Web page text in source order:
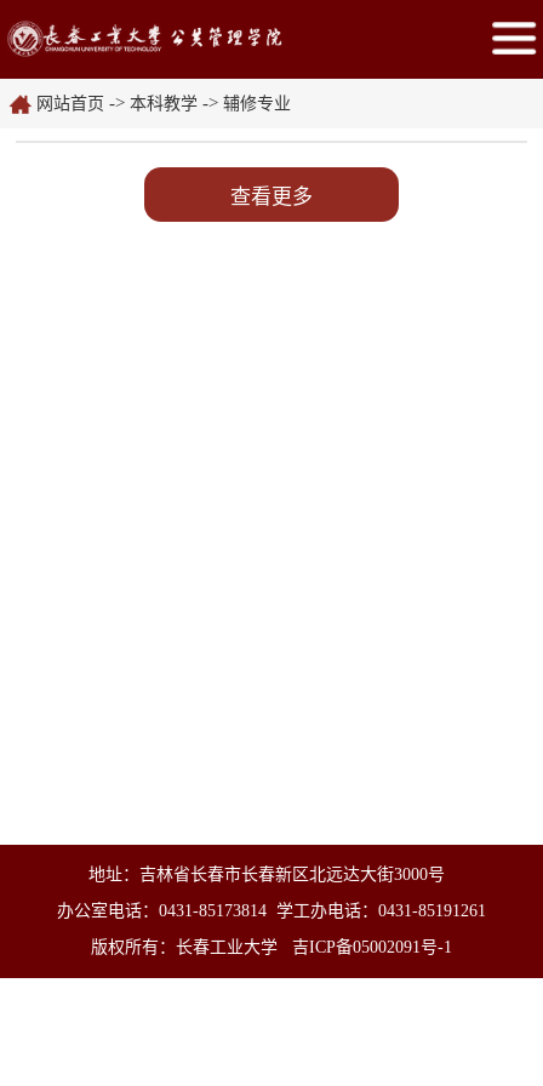
网站首页 -> 本科教学 -> 辅修专业
查看更多
地址：吉林省长春市长春新区北远达大街3000号
办公室电话：0431-85173814 学工办电话：0431-85191261
版权所有：长春工业大学 吉ICP备05002091号-1